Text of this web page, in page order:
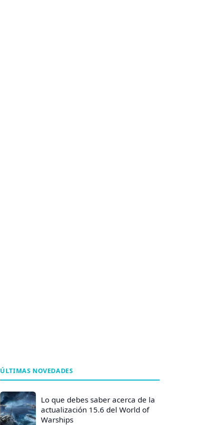
ÚLTIMAS NOVEDADES
Lo que debes saber acerca de la
actualización 15.6 del World of
Warships